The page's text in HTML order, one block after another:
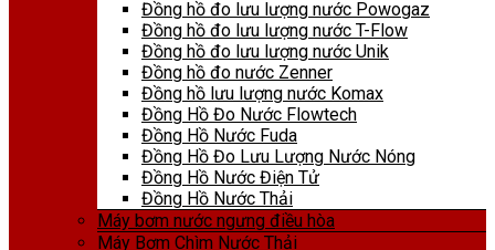
Đồng hồ đo lưu lượng nước Powogaz
Đồng hồ đo lưu lượng nước T-Flow
Đồng hồ đo lưu lượng nước Unik
Đồng hồ đo nước Zenner
Đồng hồ lưu lượng nước Komax
Đồng Hồ Đo Nước Flowtech
Đồng Hồ Nước Fuda
Đồng Hồ Đo Lưu Lượng Nước Nóng
Đồng Hồ Nước Điện Tử
Đồng Hồ Nước Thải
Máy bơm nước ngưng điều hòa
Máy Bơm Chìm Nước Thải